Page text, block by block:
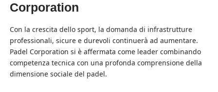
Corporation
Con la crescita dello sport, la domanda di infrastrutture
professionali, sicure e durevoli continuerà ad aumentare.
Padel Corporation si è affermata come leader combinando
competenza tecnica con una profonda comprensione della
dimensione sociale del padel.